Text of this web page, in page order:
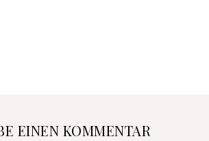
EINEN KOMMENTAR